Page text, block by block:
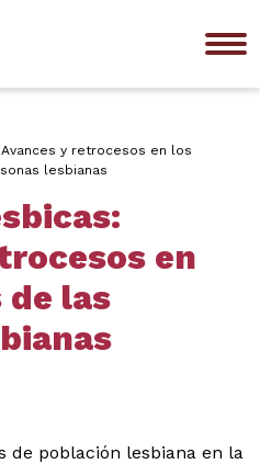
y retrocesos en los
lesbianas
en
de las
de población lesbiana en la